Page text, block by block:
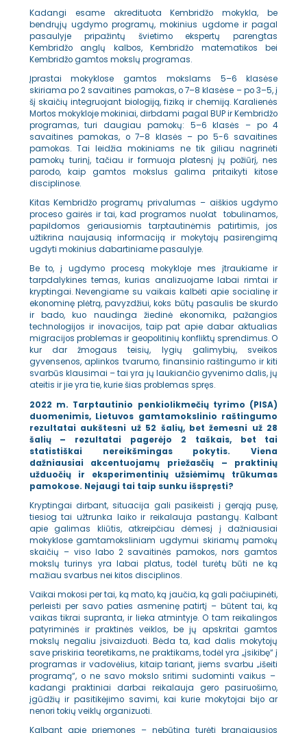
Kadangi esame akredituota Kembridžo mokykla, be
bendrųjų ugdymo programų, mokinius ugdome ir pagal
pasaulyje pripažintų švietimo ekspertų parengtas
Kembridžo anglų kalbos, Kembridžo matematikos bei
Kembridžo gamtos mokslų programas.
Įprastai mokyklose gamtos mokslams 5–6 klasėse
skiriama po 2 savaitines pamokas, o 7–8 klasėse – po 3–5, į
šį skaičių integruojant biologiją, fiziką ir chemiją. Karalienės
Mortos mokykloje mokiniai, dirbdami pagal BUP ir Kembridžo
programas, turi daugiau pamokų: 5–6 klasės – po 4
savaitines pamokas, o 7–8 klasės – po 5-6 savaitines
pamokas. Tai leidžia mokiniams ne tik giliau nagrinėti
pamokų turinį, tačiau ir formuoja platesnį jų požiūrį, nes
parodo, kaip gamtos mokslus galima pritaikyti kitose
disciplinose.
Kitas Kembridžo programų privalumas – aiškios ugdymo
proceso gairės ir tai, kad programos nuolat tobulinamos,
papildomos geriausiomis tarptautinėmis patirtimis, jos
užtikrina naujausią informaciją ir mokytojų pasirengimą
ugdyti mokinius dabartiniame pasaulyje.
Be to, į ugdymo procesą mokykloje mes įtraukiame ir
tarpdalykines temas, kurias analizuojame labai rimtai ir
kryptingai. Nevengiame su vaikais kalbėti apie socialinę ir
ekonominę plėtrą, pavyzdžiui, koks būtų pasaulis be skurdo
ir bado, kuo naudinga žiedinė ekonomika, pažangios
technologijos ir inovacijos, taip pat apie dabar aktualias
migracijos problemas ir geopolitinių konfliktų sprendimus. O
kur dar žmogaus teisių, lygių galimybių, sveikos
gyvensenos, aplinkos tvarumo, finansinio raštingumo ir kiti
svarbūs klausimai – tai yra jų laukiančio gyvenimo dalis, jų
ateitis ir jie yra tie, kurie šias problemas spręs.
2022 m. Tarptautinio penkiolikmečių tyrimo (PISA)
duomenimis, Lietuvos gamtamokslinio raštingumo
rezultatai aukštesni už 52 šalių, bet žemesni už 28
šalių – rezultatai pagerėjo 2 taškais, bet tai
statistiškai nereikšmingas pokytis. Viena
dažniausiai akcentuojamų priežasčių – praktinių
užduočių ir eksperimentinių užsiėmimų trūkumas
pamokose. Nejaugi tai taip sunku išspręsti?
Kryptingai dirbant, situacija gali pasikeisti į gerąją pusę,
tiesiog tai užtrunka laiko ir reikalauja pastangų. Kalbant
apie galimas kliūtis, atkreipčiau dėmesį į dažniausiai
mokyklose gamtamoksliniam ugdymui skiriamų pamokų
skaičių – viso labo 2 savaitinės pamokos, nors gamtos
mokslų turinys yra labai platus, todėl turėtų būti ne ką
mažiau svarbus nei kitos disciplinos.
Vaikai mokosi per tai, ką mato, ką jaučia, ką gali pačiupinėti,
perleisti per savo paties asmeninę patirtį – būtent tai, ką
vaikas tikrai supranta, ir lieka atmintyje. O tam reikalingos
patyriminės ir praktinės veiklos, be jų apskritai gamtos
mokslų negaliu įsivaizduoti. Bėda ta, kad dalis mokytojų
save priskiria teoretikams, ne praktikams, todėl yra „įsikibę“ į
programas ir vadovėlius, kitaip tariant, jiems svarbu „išeiti
programą“, o ne savo mokslo sritimi sudominti vaikus –
kadangi praktiniai darbai reikalauja gero pasiruošimo,
įgūdžių ir pasitikėjimo savimi, kai kurie mokytojai bijo ar
nenori tokių veiklų organizuoti.
Kalbant apie priemones – nebūtina turėti brangiausios